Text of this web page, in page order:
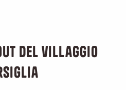
del villaggio